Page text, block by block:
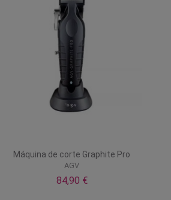
Máquina de corte Graphite Pro
AGV
84,90 €